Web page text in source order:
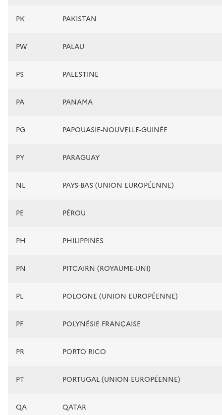
PK PAKISTAN
PW PALAU
PS PALESTINE
PA PANAMA
PG PAPOUASIE-NOUVELLE-GUINÉE
PY PARAGUAY
NL PAYS-BAS (UNION EUROPÉENNE)
PE PÉROU
PH PHILIPPINES
PN PITCAIRN (ROYAUME-UNI)
PL POLOGNE (UNION EUROPÉENNE)
PF POLYNÉSIE FRANÇAISE
PR PORTO RICO
PT PORTUGAL (UNION EUROPÉENNE)
QA QATAR